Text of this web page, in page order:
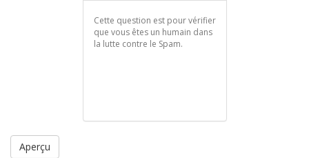
Cette question est pour vérifier
que vous êtes un humain dans
la lutte contre le Spam.
Aperçu